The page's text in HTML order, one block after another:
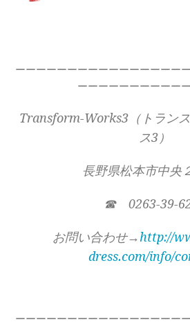
ーーーーーーーーーーーーーーーー
ーーーーーーーーーー
Transform-Works3（トラン
ス3）
長野県松本市中央
☎ 0263-39-
お問い合わせ→http://
dress.com/info/
ーーーーーーーーーーーーーーーー